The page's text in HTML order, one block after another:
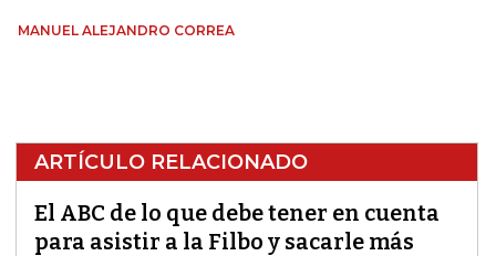
MANUEL ALEJANDRO CORREA
ARTÍCULO RELACIONADO
El ABC de lo que debe tener en cuenta
para asistir a la Filbo y sacarle más